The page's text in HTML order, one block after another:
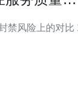
风险上的对比 1.